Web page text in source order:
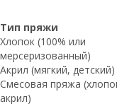
Тип пряжи
Хлопок (100% или
мерсеризованный)
Акрил (мягкий, детский)
Смесовая пряжа
акрил)